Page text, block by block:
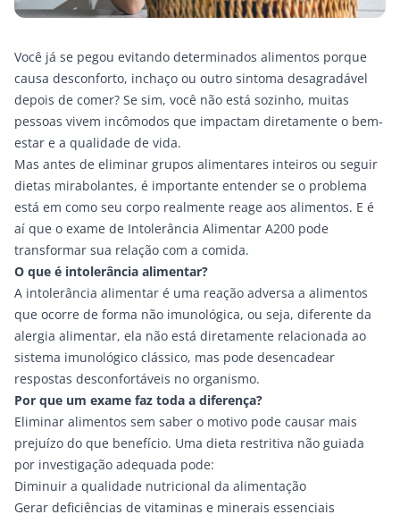
Você já se pegou evitando determinados alimentos porque
causa desconforto, inchaço ou outro sintoma desagradável
depois de comer? Se sim, você não está sozinho, muitas
pessoas vivem incômodos que impactam diretamente o bem-
estar e a qualidade de vida.
Mas antes de eliminar grupos alimentares inteiros ou seguir
dietas mirabolantes, é importante entender se o problema
está em como seu corpo realmente reage aos alimentos. E é
aí que o exame de Intolerância Alimentar A200 pode
transformar sua relação com a comida.
O que é intolerância alimentar?
A intolerância alimentar é uma reação adversa a alimentos
que ocorre de forma não imunológica, ou seja, diferente da
alergia alimentar, ela não está diretamente relacionada ao
sistema imunológico clássico, mas pode desencadear
respostas desconfortáveis no organismo.
Por que um exame faz toda a diferença?
Eliminar alimentos sem saber o motivo pode causar mais
prejuízo do que benefício. Uma dieta restritiva não guiada
por investigação adequada pode:
Diminuir a qualidade nutricional da alimentação
Gerar deficiências de vitaminas e minerais essenciais